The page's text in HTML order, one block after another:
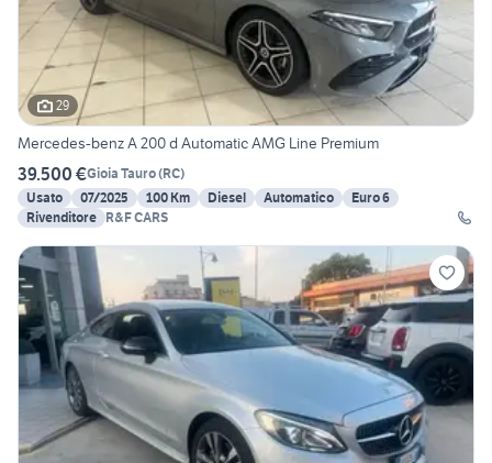
29
Mercedes-benz A 200 d Automatic AMG Line Premium
39.500 €Gioia Tauro(RC)
Usato
07/2025 100 Km Diesel Automatico
Euro 6
Rivenditore R&F CARS